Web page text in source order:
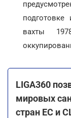
вахты
LIGA360
мировых
стран ЕС и